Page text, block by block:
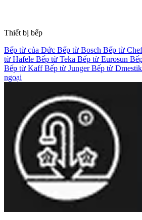
Thiết bị bếp
Bếp từ của Đức Bếp từ Bosch Bếp từ
từ Hafele Bếp từ Teka Bếp từ Eurosun
Bếp từ KaffBếp từ JungerBếp từ Dmestik
ngoại